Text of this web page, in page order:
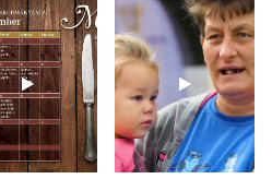
programokkal
lesz
2026 AUG 04